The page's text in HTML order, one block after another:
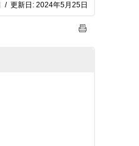
/ 更新日: 2024年5月25日